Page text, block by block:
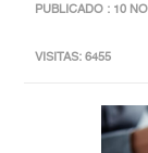
PUBLICADO : 10
VISITAS: 6455